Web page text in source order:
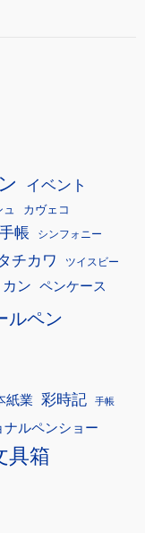
イベント
ュ カヴェコ
帳 シンフォニー
チカワ ツイスビー
ン ペンケース
ルペン
紙業 彩時記 手帳
ルペンショー
具箱